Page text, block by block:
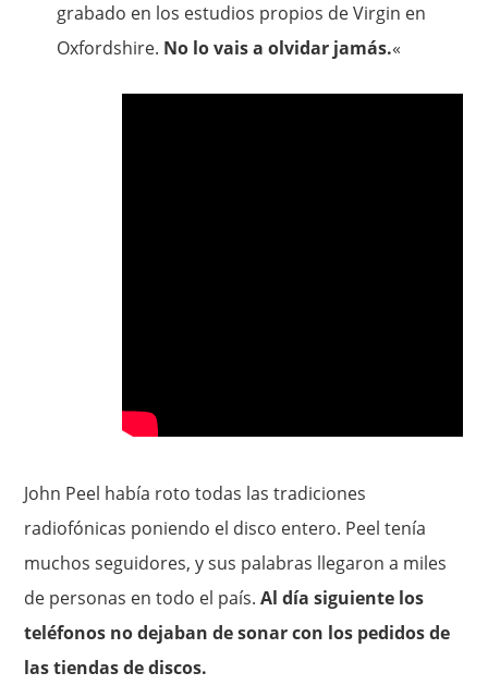
grabado en los estudios propios de Virgin en
Oxfordshire. No lo vais a olvidar jamás.«
John Peel había roto todas las tradiciones
radiofónicas poniendo el disco entero. Peel tenía
muchos seguidores, y sus palabras llegaron a miles
de personas en todo el país.Al día siguiente los
teléfonos no dejaban de sonar con los pedidos de
las tiendas de discos.